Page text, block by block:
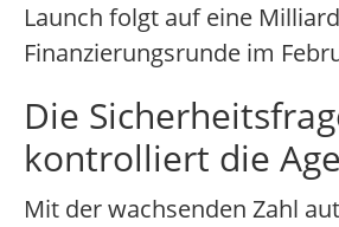
Launch folgt auf eine
Finanzierungsrunde im
Die
kontrolliert die
Mit der wachsenden Zahl